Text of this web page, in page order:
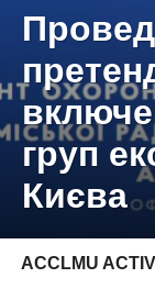
груп
Києва
ACCLMU